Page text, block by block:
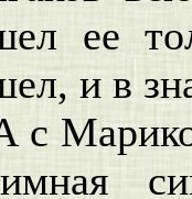
ее
и в
с